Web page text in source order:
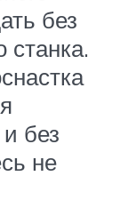
без
станка.
без
не